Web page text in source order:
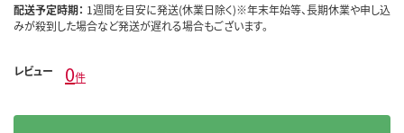
配送予定時期： 1週間を目安に発送(休業日除く)※年末年始等、長期休業や申し込
みが殺到した場合など発送が遅れる場合もございます。
レビュー 0件